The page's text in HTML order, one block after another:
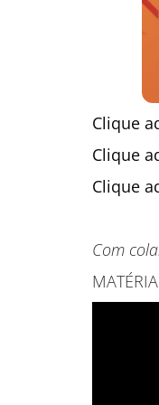
Clique
Clique
Clique
Com